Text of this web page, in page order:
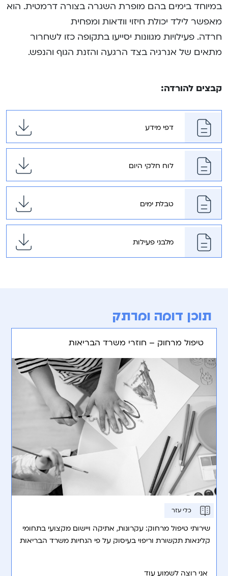
במיוחד בימים בהם מופרת השגרה בצורה דרמטית. הוא
מאפשר לילד יכולת חיזוי וודאות ומפחית
חרדה. פעילויות מגוונות יסייעו בתקופה כזו לשחרור
מתאים של אנרגיה בצד הרגעה והזנת הגוף והנפש.
קבצים להורדה:
דפי מידע
לוח חלקי היום
טבלת ימים
מלבני פעילות
תוכן דומה ומרתק
טיפול מרחוק – חוזרי משרד הבריאות
כלי עזר
שירותי טיפול מרחוק: עקרונות, אתיקה ויישום מקצועי בתחומי
קלינאות תקשורת וריפוי בעיסוק על פי הנחיות משרד הבריאות
אני רוצה לשמוע עוד